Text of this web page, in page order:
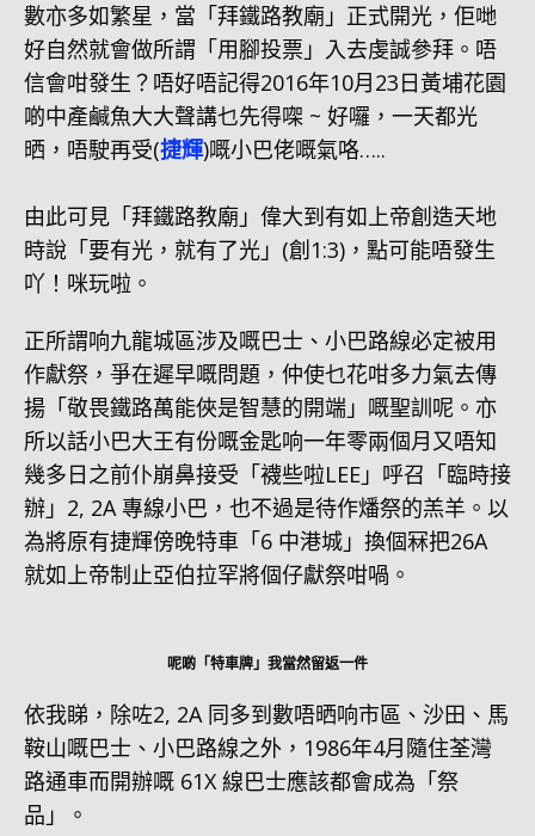
數亦多如繁星，當「拜鐵路教廟」正式開光，佢哋
好自然就會做所謂「用腳投票」入去虔誠參拜。唔
信會咁發生？唔好唔記得2016年10月23日黃埔花園
啲中產鹹魚大大聲講乜先得㗎 ~ 好囉，一天都光
晒，唔駛再受(捷輝)嘅小巴佬嘅氣咯…..
由此可見「拜鐵路教廟」偉大到有如上帝創造天地
時說「要有光，就有了光」(創1:3)，點可能唔發生
吖！咪玩啦。
正所謂响九龍城區涉及嘅巴士、小巴路線必定被用
作獻祭，爭在遲早嘅問題，仲使乜花咁多力氣去傳
揚「敬畏鐵路萬能俠是智慧的開端」嘅聖訓呢。亦
所以話小巴大王有份嘅金匙响一年零兩個月又唔知
幾多日之前仆崩鼻接受「襪些啦LEE」呼召「臨時接
辦」2, 2A 專線小巴，也不過是待作燔祭的羔羊。以
為將原有捷輝傍晚特車「6 中港城」換個冧把26A
就如上帝制止亞伯拉罕將個仔獻祭咁喎。
呢啲「特車牌」我當然留返一件
依我睇，除咗2, 2A 同多到數唔晒响市區、沙田、馬
鞍山嘅巴士、小巴路線之外，1986年4月隨住荃灣
路通車而開辦嘅 61X 線巴士應該都會成為「祭
品」。